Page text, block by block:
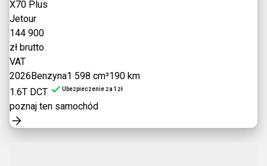
X70 Plus
Jetour
144 900
zł brutto
VAT
2026Benzyna1 598 cm³190 km
1.6T DCT
Ubezpieczenie za 1zł
poznaj ten samochód